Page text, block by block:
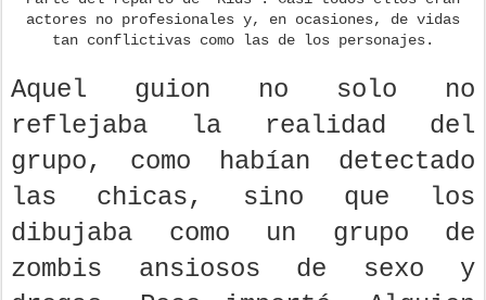
Parte del reparto de 'Kids'. Casi todos ellos eran
actores no profesionales y, en ocasiones, de vidas
Aquel guion no solo no
reflejaba la realidad del
grupo, como habían detectado
las chicas, sino que los
dibujaba como un grupo de
zombis ansiosos de sexo y